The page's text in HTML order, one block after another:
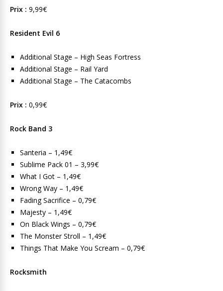
Prix : 9,99€
Resident Evil 6
Additional Stage – High Seas Fortress
Additional Stage – Rail Yard
Additional Stage – The Catacombs
Prix : 0,99€
Rock Band 3
Santeria – 1,49€
Sublime Pack 01 – 3,99€
What I Got – 1,49€
Wrong Way – 1,49€
Fading Sacrifice – 0,79€
Majesty – 1,49€
On Black Wings – 0,79€
The Monster Stroll – 1,49€
Things That Make You Scream – 0,79€
Rocksmith